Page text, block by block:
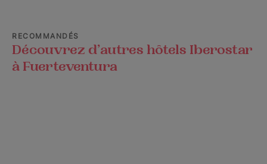
RECOMMANDÉS
Découvrez d’autres hôtels Iberostar
à Fuerteventura